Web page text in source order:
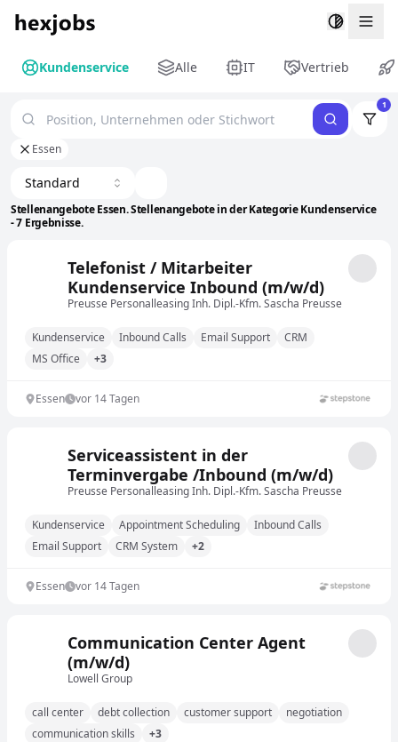
Kundenservice Alle IT Vertrieb
1
Essen
Stellenangebote Essen. Stellenangebote in der Kategorie Kundenservice
- 7 Ergebnisse.
Standard
Telefonist / Mitarbeiter
Kundenservice Inbound (m/w/d)
Preusse Personalleasing Inh. Dipl.-Kfm. Sascha Preusse
Kundenservice Inbound Calls Email Support
CRM
MS Office
+3
Essen vor 14 Tagen
Serviceassistent in der
Terminvergabe /Inbound (m/w/d)
Preusse Personalleasing Inh. Dipl.-Kfm. Sascha Preusse
Kundenservice Appointment Scheduling
Inbound Calls
Email Support
CRM System +2
Essen vor 14 Tagen
Communication Center Agent
(m/w/d)
Lowell Group
call center debt collection customer support
negotiation
communication skills
+3